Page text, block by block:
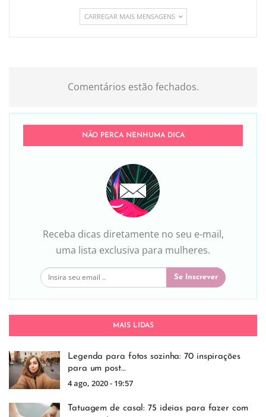
CARREGAR MAIS MENSAGENS
Comentários estão fechados.
NÃO PERCA NENHUMA DICA
Receba dicas diretamente no seu e-mail,
uma lista exclusiva para mulheres.
Se Inscrever
MAIS LIDAS
Legenda para fotos sozinha: 70 inspirações
para um post…
4 ago, 2020 - 19:57
Tatuagem de casal: 75 ideias para fazer com